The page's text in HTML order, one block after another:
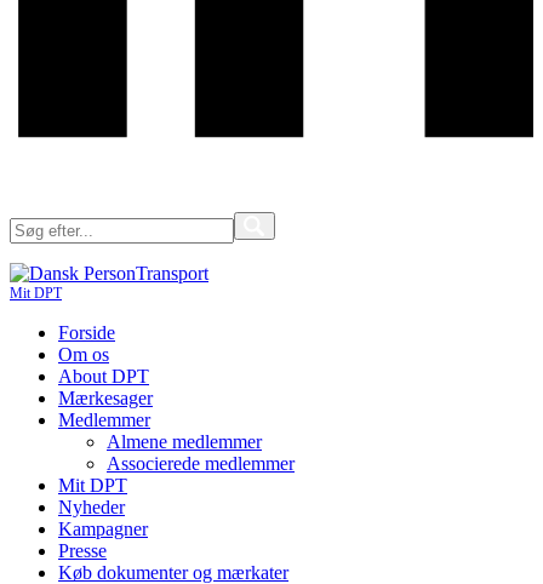
Mit DPT
Forside
Om os
About DPT
Mærkesager
Medlemmer
Almene medlemmer
Associerede medlemmer
Mit DPT
Nyheder
Kampagner
Presse
Køb dokumenter og mærkater